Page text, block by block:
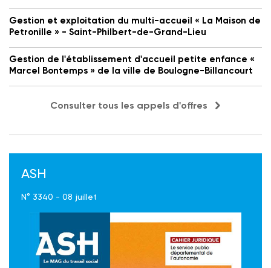
Gestion et exploitation du multi-accueil « La Maison de
Petronille » - Saint-Philbert-de-Grand-Lieu
Gestion de l'établissement d'accueil petite enfance «
Marcel Bontemps » de la ville de Boulogne-Billancourt
Consulter tous les appels d'offres
ASH
N° 3340 - 08 juillet